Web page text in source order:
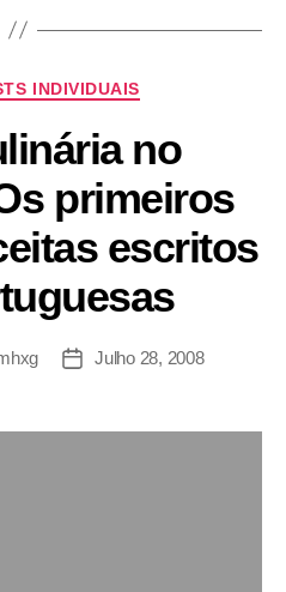
INDIVIDUAIS
no
primeiros
escritos
Julho 28, 2008